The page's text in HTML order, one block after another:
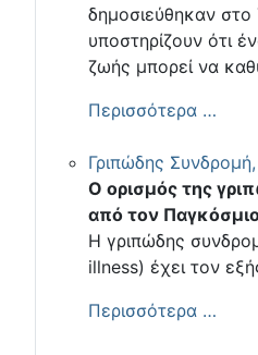
δημοσιεύθηκαν στο
υποστηρίζουν ότι
ζωής μπορεί να
Περισσότερα …
Γριπώδης
Ο ορισμός της
από τον
Η γριπώδης
illness) έχει τον
Περισσότερα …